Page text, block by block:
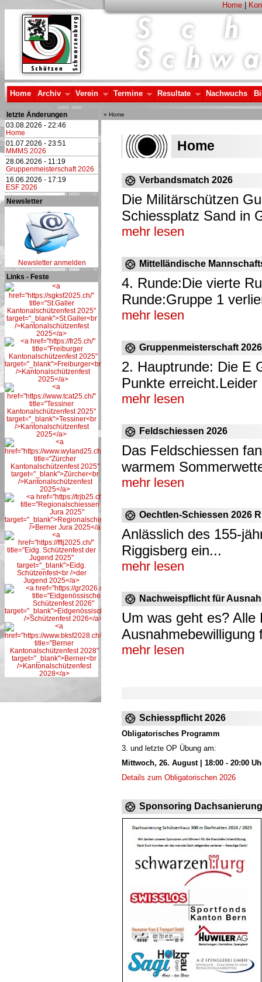
Home|
Home Archiv Verein Termine Resultate Nachwuchs
letzte Änderungen
03.08.2026 - 22:46
Home
01.07.2026 - 23:51
MMMS 2026
28.06.2026 - 11:19
Gruppenmeisterschaft 2026
16.06.2026 - 17:19
ESF 2026
Newsletter
Newsletter anmelden
Links - Feste
» Home
Home
Verbandsmatch 2026
Die Militärschützen
Schiessplatz Sand in
mehr lesen
Mittelländische
4. Runde:Die vierte
Runde:Gruppe 1
mehr lesen
Gruppenmeisterschaft 2026
2. Hauptrunde: Die E
Punkte
mehr lesen
Feldschiessen 2026
Das Feldschiessen
warmem
mehr lesen
Oechtlen-Schiessen 2026
Anlässlich des 155-
Riggisberg ein...
mehr lesen
Nachweispflicht für
Um was geht es? Alle
Ausnahmebewilligung
mehr lesen
Schiesspflicht 2026
Obligatorisches Programm
3. und letzte OP Übung am:
Mittwoch, 26. August | 18:00 - 20:00
Details zum Obligatorischen 2026
Sponsoring Dachsanierung